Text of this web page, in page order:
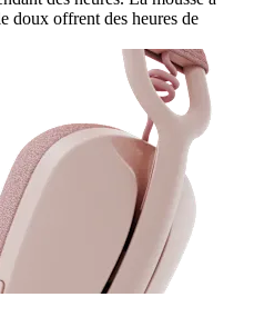
doux offrent des heures de